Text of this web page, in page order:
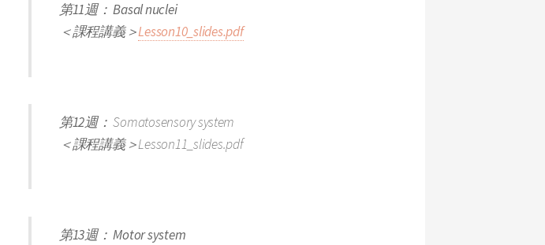
第11週： Basal nuclei
＜課程講義＞Lesson10_slides.pdf
第12週：Somatosensory system
＜課程講義＞Lesson11_slides.pdf
第13週： Motor system